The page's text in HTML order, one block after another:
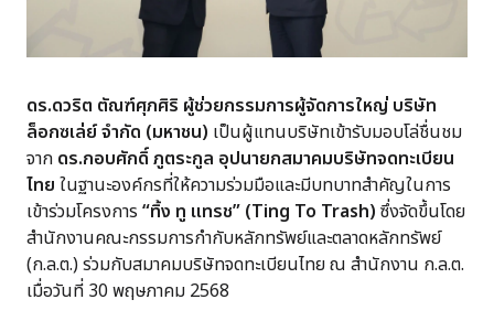
ดร.ดวริต ตัณฑ์ศุภศิริ ผู้ช่วยกรรมการผู้จัดการใหญ่ บริษัท
ล็อกซเล่ย์ จำกัด (มหาชน) เป็นผู้แทนบริษัทเข้ารับมอบโล่ชื่นชม
จาก ดร.กอบศักดิ์ ภูตระกูล อุปนายกสมาคมบริษัทจดทะเบียน
ไทย ในฐานะองค์กรที่ให้ความร่วมมือและมีบทบาทสำคัญในการ
เข้าร่วมโครงการ “ทิ้ง ทู แทรช” (Ting To Trash) ซึ่งจัดขึ้นโดย
สำนักงานคณะกรรมการกำกับหลักทรัพย์และตลาดหลักทรัพย์
(ก.ล.ต.) ร่วมกับสมาคมบริษัทจดทะเบียนไทย ณ สำนักงาน ก.ล.ต.
เมื่อวันที่ 30 พฤษภาคม 2568